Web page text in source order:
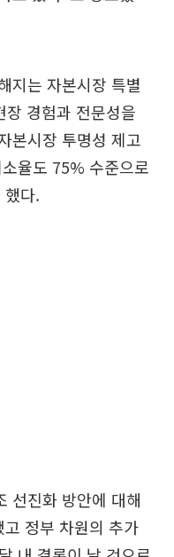
지는 자본시장 특별
경험과 전문성을
본시장 투명성 제고
율도 75% 수준으로
했다.
선진화 방안에 대해
정부 차원의 추가